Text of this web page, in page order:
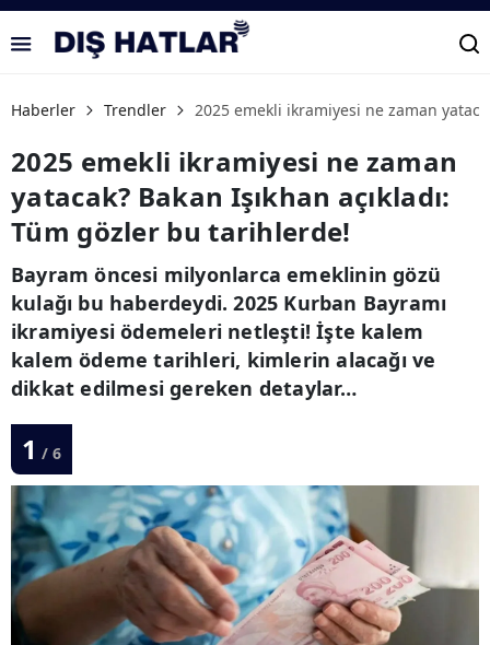
Haberler Trendler 2025 emekli ikramiyesi ne zaman
2025 emekli ikramiyesi ne zaman
yatacak? Bakan Işıkhan açıkladı:
Tüm gözler bu tarihlerde!
Bayram öncesi milyonlarca emeklinin gözü
kulağı bu haberdeydi. 2025 Kurban Bayramı
ikramiyesi ödemeleri netleşti! İşte kalem
kalem ödeme tarihleri, kimlerin alacağı ve
dikkat edilmesi gereken detaylar…
1 / 6